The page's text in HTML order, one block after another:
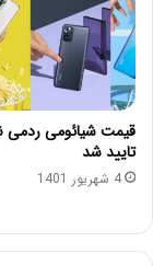
تایید شد
4 شهریور 1401